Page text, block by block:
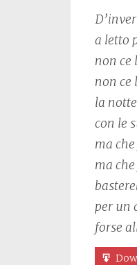
a letto
non ce
non ce
la
con le
ma
ma
per un
forse